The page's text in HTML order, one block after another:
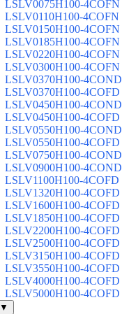
LSLV0075H100-4COFN
LSLV0110H100-4COFN
LSLV0150H100-4COFN
LSLV0185H100-4COFN
LSLV0220H100-4COFN
LSLV0300H100-4COFN
LSLV0370H100-4COND
LSLV0370H100-4COFD
LSLV0450H100-4COND
LSLV0450H100-4COFD
LSLV0550H100-4COND
LSLV0550H100-4COFD
LSLV0750H100-4COND
LSLV0900H100-4COND
LSLV1100H100-4COFD
LSLV1320H100-4COFD
LSLV1600H100-4COFD
LSLV1850H100-4COFD
LSLV2200H100-4COFD
LSLV2500H100-4COFD
LSLV3150H100-4COFD
LSLV3550H100-4COFD
LSLV4000H100-4COFD
LSLV5000H100-4COFD
▼